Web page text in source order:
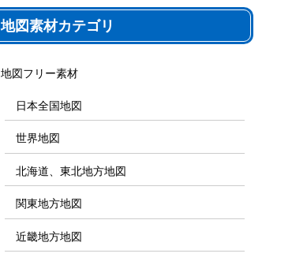
地図素材カテゴリ
地図フリー素材
日本全国地図
世界地図
北海道、東北地方地図
関東地方地図
近畿地方地図